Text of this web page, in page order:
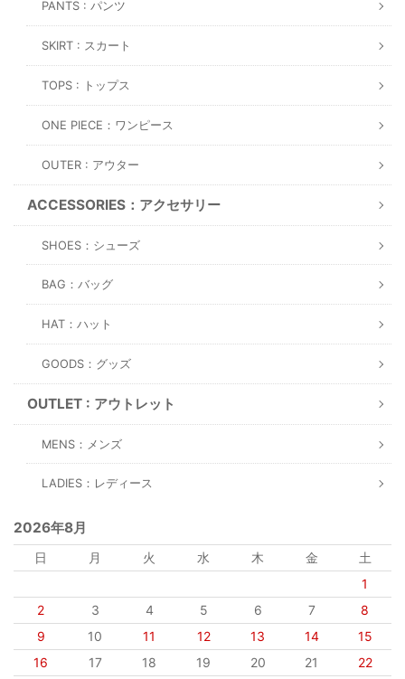
PANTS : パンツ
SKIRT : スカート
TOPS : トップス
ONE PIECE：ワンピース
OUTER : アウター
ACCESSORIES：アクセサリー
SHOES：シューズ
BAG：バッグ
HAT：ハット
GOODS：グッズ
OUTLET : アウトレット
MENS：メンズ
LADIES：レディース
2026年8月
日 月 火 水 木 金
土
1
2
3 4 5 6 7
8
9
10 11 12 13 14
15
16
17 18 19 20 21
22